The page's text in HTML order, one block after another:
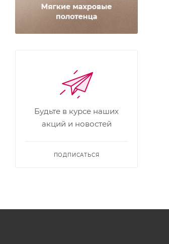
Будьте в курсе наших
акций и новостей
ПОДПИСАТЬСЯ